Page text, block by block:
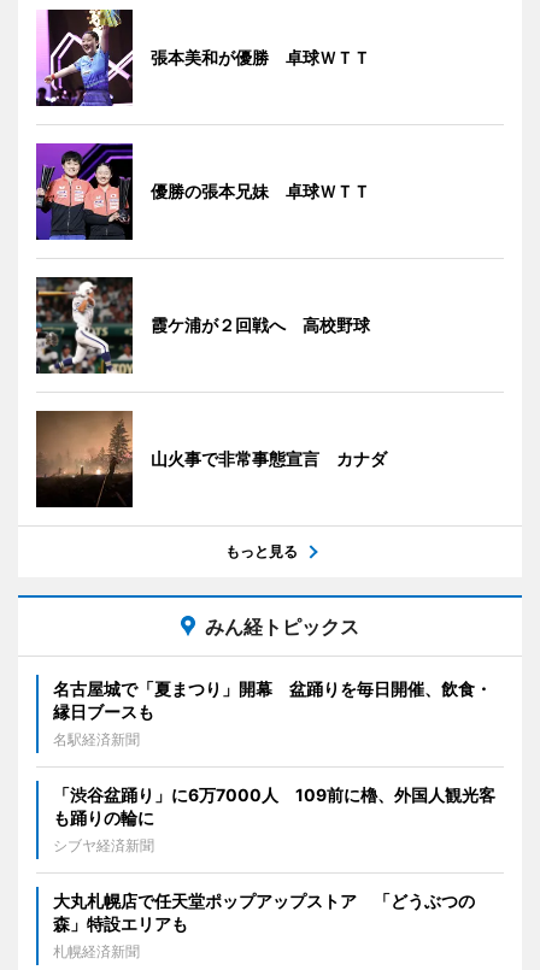
張本美和が優勝 卓球ＷＴＴ
優勝の張本兄妹 卓球ＷＴＴ
霞ケ浦が２回戦へ 高校野球
山火事で非常事態宣言 カナダ
もっと見る
みん経トピックス
名古屋城で「夏まつり」開幕 盆踊りを毎日開催、飲食・
縁日ブースも
名駅経済新聞
「渋谷盆踊り」に6万7000人 109前に櫓、外国人観光客
も踊りの輪に
シブヤ経済新聞
大丸札幌店で任天堂ポップアップストア 「どうぶつの
森」特設エリアも
札幌経済新聞